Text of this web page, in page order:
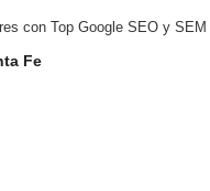
con Top Google SEO y SEM
Fe